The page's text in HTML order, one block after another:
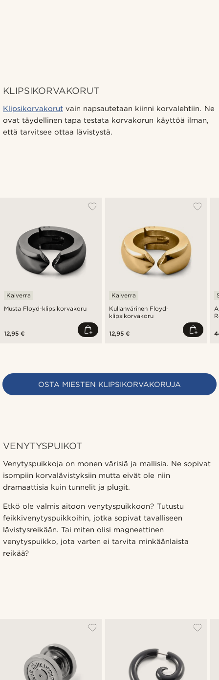
KLIPSIKORVAKORUT
Klipsikorvakorut vain napsautetaan kiinni korvalehtiin. Ne
ovat täydellinen tapa testata korvakorun käyttöä ilman,
että tarvitsee ottaa lävistystä.
Musta Floyd-klipsikorvakoru
Kaiverra
12,95 €
Kullanvärinen Floyd-
klipsikorvakoru
Kaiverra
12,95 €
OSTA MIESTEN KLIPSIKORVAKORUJA
VENYTYSPUIKOT
Venytyspuikkoja on monen värisiä ja mallisia. Ne sopivat
isompiin korvalävistyksiin mutta eivät ole niin
dramaattisia kuin tunnelit ja plugit.
Etkö ole valmis aitoon venytyspuikkoon? Tutustu
feikkivenytyspuikkoihin, jotka sopivat tavalliseen
lävistysreikään. Tai miten olisi magneettinen
venytyspuikko, jota varten ei tarvita minkäänlaista
reikää?